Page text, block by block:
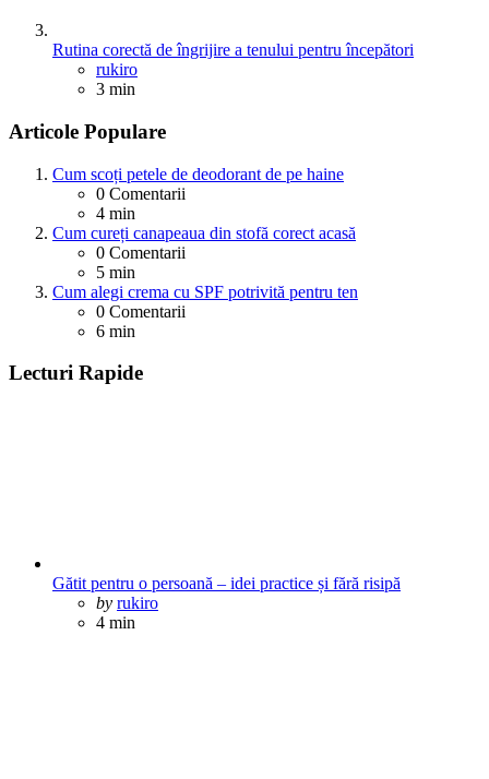
Rutina corectă de îngrijire a tenului pentru începători
Posted
rukiro
3 min
Articole Populare
Cum scoți petele de deodorant de pe haine
0 Comentarii
4 min
Cum cureți canapeaua din stofă corect acasă
0 Comentarii
5 min
Cum alegi crema cu SPF potrivită pentru ten
0 Comentarii
6 min
Lecturi Rapide
Gătit pentru o persoană – idei practice și fără risipă
Posted
by rukiro
4 min